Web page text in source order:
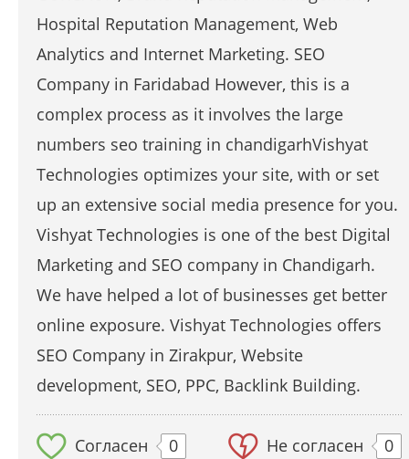
Hospital Reputation Management, Web
Analytics and Internet Marketing. SEO
Company in Faridabad However, this is a
complex process as it involves the large
numbers seo training in chandigarhVishyat
Technologies optimizes your site, with or set
up an extensive social media presence for you.
Vishyat Technologies is one of the best Digital
Marketing and SEO company in Chandigarh.
We have helped a lot of businesses get better
online exposure. Vishyat Technologies offers
SEO Company in Zirakpur, Website
development, SEO, PPC, Backlink Building.
Согласен 0 Не согласен 0